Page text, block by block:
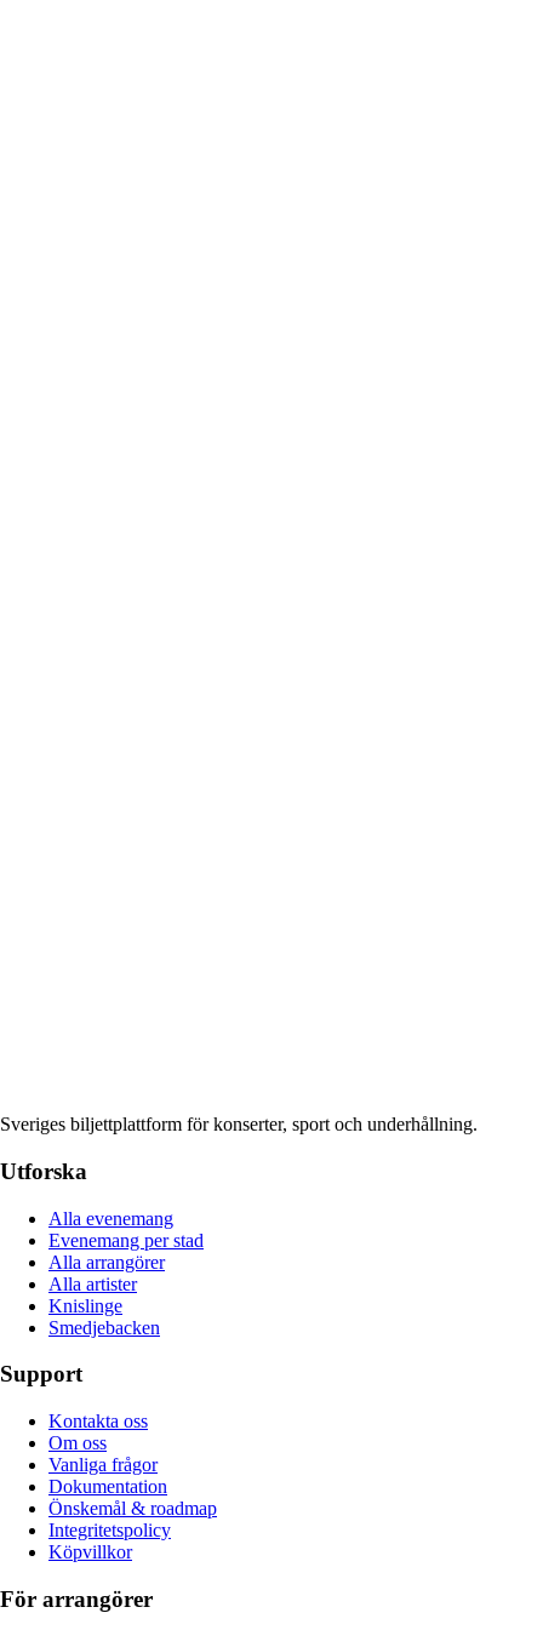
Sveriges biljettplattform för konserter, sport och underhållning.
Utforska
Alla evenemang
Evenemang per stad
Alla arrangörer
Alla artister
Knislinge
Smedjebacken
Support
Kontakta oss
Om oss
Vanliga frågor
Dokumentation
Önskemål & roadmap
Integritetspolicy
Köpvillkor
För arrangörer